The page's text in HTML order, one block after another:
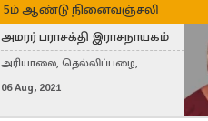
5ம் ஆண்டு நினைவஞ்சலி
அமரர் பராசக்தி இராசநாயகம்
அரியாலை, தெல்லிப்பழை,
Montreal, Canada
06 Aug, 2021